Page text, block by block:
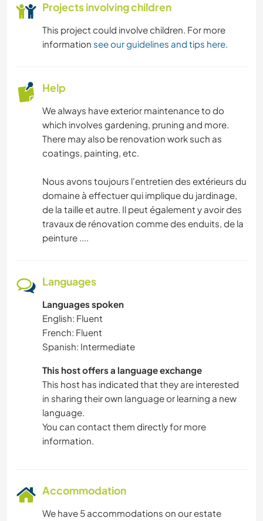
Projects involving children
This project could involve children. For more
information see our guidelines and tips here.
Help
We always have exterior maintenance to do
which involves gardening, pruning and more.
There may also be renovation work such as
coatings, painting, etc.
Nous avons toujours l'entretien des extérieurs du
domaine à effectuer qui implique du jardinage,
de la taille et autre. Il peut également y avoir des
travaux de rénovation comme des enduits, de la
peinture ....
Languages
Languages spoken
English: Fluent
French: Fluent
Spanish: Intermediate
This host offers a language exchange
This host has indicated that they are interested
in sharing their own language or learning a new
language.
You can contact them directly for more
information.
Accommodation
We have 5 accommodations on our estate